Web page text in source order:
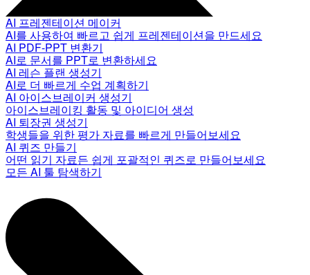
AI 프레젠테이션 메이커
AI를 사용하여 빠르고 쉽게 프레젠테이션을 만드세요
AI PDF-PPT 변환기
AI로 문서를 PPT로 변환하세요
AI 레슨 플랜 생성기
AI로 더 빠르게 수업 계획하기
AI 아이스브레이커 생성기
아이스브레이킹 활동 및 아이디어 생성
AI 퇴장권 생성기
학생들을 위한 평가 자료를 빠르게 만들어보세요
AI 퀴즈 만들기
어떤 읽기 자료든 쉽게 포괄적인 퀴즈로 만들어보세요
모든 AI 툴 탐색하기